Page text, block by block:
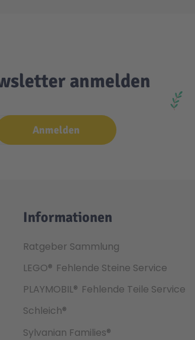
anmelden
Anmelden
Informationen
Ratgeber Sammlung
LEGO® Fehlende Steine Service
PLAYMOBIL® Fehlende Teile Service
Schleich®
Sylvanian Families®